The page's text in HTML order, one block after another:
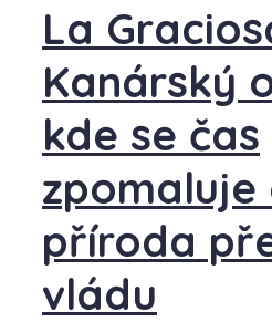
La
Kanárský
kde se čas
zpomaluje
příroda
vládu